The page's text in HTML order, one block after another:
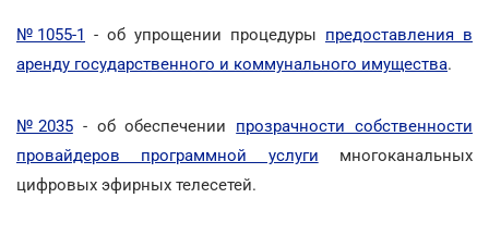
№1055-1 - об упрощении процедуры предоставления в
аренду государственного и коммунального имущества.
№2035- об обеспечении прозрачности собственности
провайдеров программной услуги многоканальных
цифровых эфирных телесетей.